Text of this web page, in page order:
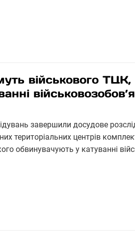
військового ТЦК,
завершили досудове
територіальних центрів
обвинувачують у катуванні